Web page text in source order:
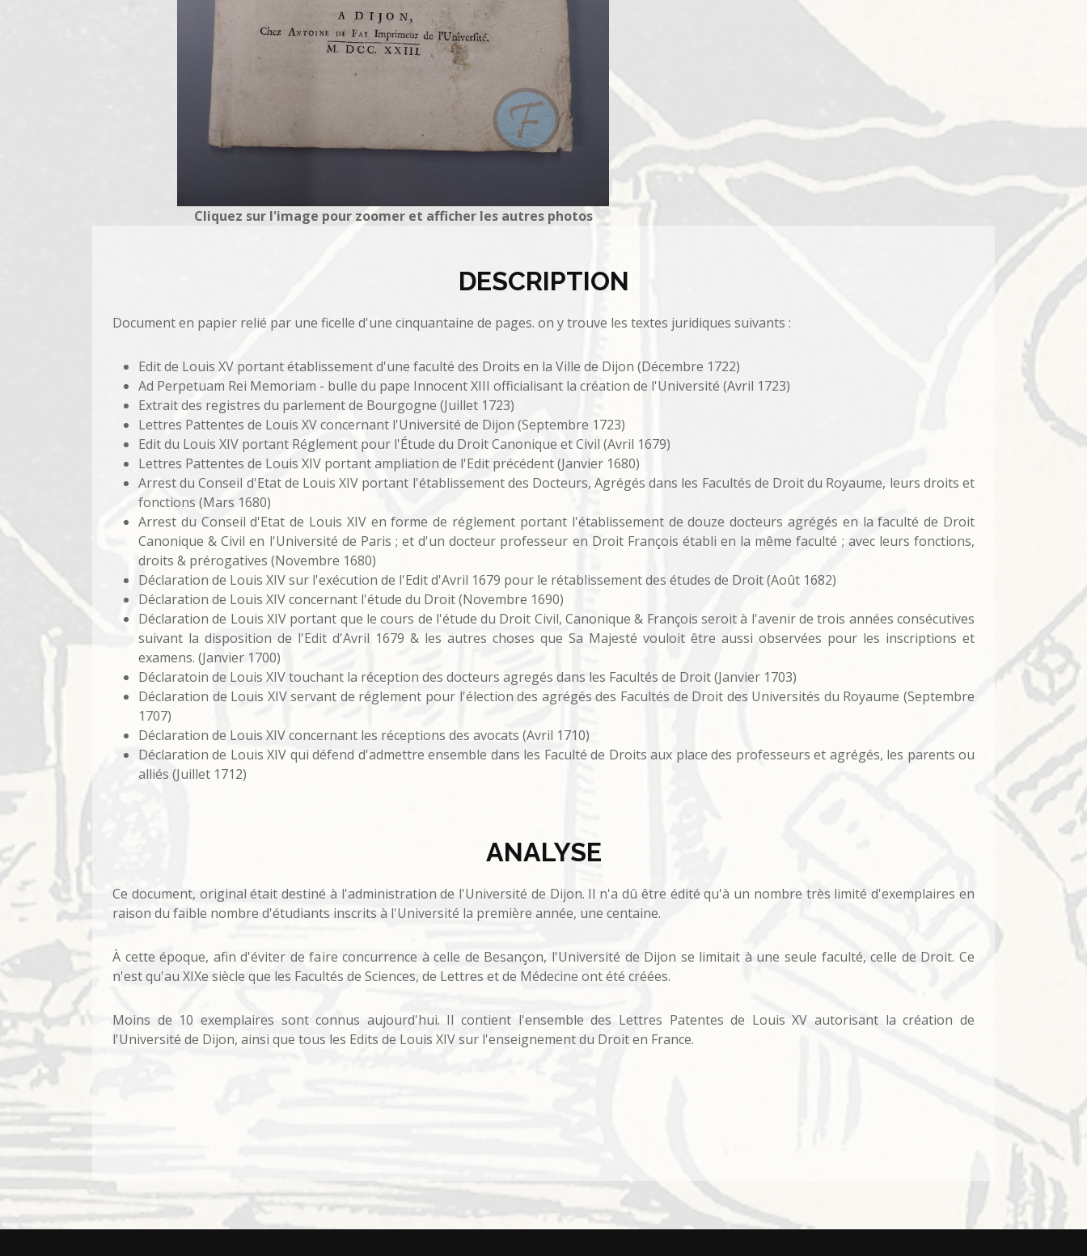
Cliquez sur l'image pour zoomer et afficher les autres photos
DESCRIPTION
Document en papier relié par une ficelle d'une cinquantaine de pages. on y trouve les textes juridiques suivants :
Edit de Louis XV portant établissement d'une faculté des Droits en la Ville de Dijon (Décembre 1722)
Ad Perpetuam Rei Memoriam - bulle du pape Innocent XIII officialisant la création de l'Université (Avril 1723)
Extrait des registres du parlement de Bourgogne (Juillet 1723)
Lettres Pattentes de Louis XV concernant l'Université de Dijon (Septembre 1723)
Edit du Louis XIV portant Réglement pour l'Étude du Droit Canonique et Civil (Avril 1679)
Lettres Pattentes de Louis XIV portant ampliation de l'Edit précédent (Janvier 1680)
Arrest du Conseil d'Etat de Louis XIV portant l'établissement des Docteurs, Agrégés dans les Facultés de Droit du Royaume, leurs droits et
fonctions (Mars 1680)
Arrest du Conseil d'Etat de Louis XIV en forme de réglement portant l'établissement de douze docteurs agrégés en la faculté de Droit
Canonique & Civil en l'Université de Paris ; et d'un docteur professeur en Droit François établi en la même faculté ; avec leurs fonctions,
droits & prérogatives (Novembre 1680)
Déclaration de Louis XIV sur l'exécution de l'Edit d'Avril 1679 pour le rétablissement des études de Droit (Août 1682)
Déclaration de Louis XIV concernant l'étude du Droit (Novembre 1690)
Déclaration de Louis XIV portant que le cours de l'étude du Droit Civil, Canonique & François seroit à l'avenir de trois années consécutives
suivant la disposition de l'Edit d'Avril 1679 & les autres choses que Sa Majesté vouloit être aussi observées pour les inscriptions et
examens. (Janvier 1700)
Déclaratoin de Louis XIV touchant la réception des docteurs agregés dans les Facultés de Droit (Janvier 1703)
Déclaration de Louis XIV servant de réglement pour l'élection des agrégés des Facultés de Droit des Universités du Royaume (Septembre
1707)
Déclaration de Louis XIV concernant les réceptions des avocats (Avril 1710)
Déclaration de Louis XIV qui défend d'admettre ensemble dans les Faculté de Droits aux place des professeurs et agrégés, les parents ou
alliés (Juillet 1712)
ANALYSE
Ce document, original était destiné à l'administration de l'Université de Dijon. Il n'a dû être édité qu'à un nombre très limité d'exemplaires en
raison du faible nombre d'étudiants inscrits à l'Université la première année, une centaine.
À cette époque, afin d'éviter de faire concurrence à celle de Besançon, l'Université de Dijon se limitait à une seule faculté, celle de Droit. Ce
n'est qu'au XIXe siècle que les Facultés de Sciences, de Lettres et de Médecine ont été créées.
Moins de 10 exemplaires sont connus aujourd'hui. Il contient l'ensemble des Lettres Patentes de Louis XV autorisant la création de
l'Université de Dijon, ainsi que tous les Edits de Louis XIV sur l'enseignement du Droit en France.